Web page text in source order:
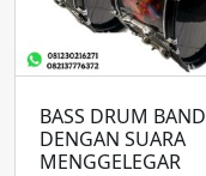
BASS DRUM BAND
DENGAN SUARA
MENGGELEGAR